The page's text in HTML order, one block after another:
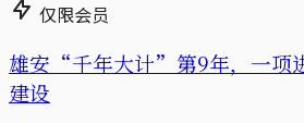
仅限会员
雄安“千年大计”第9年，一项
建设